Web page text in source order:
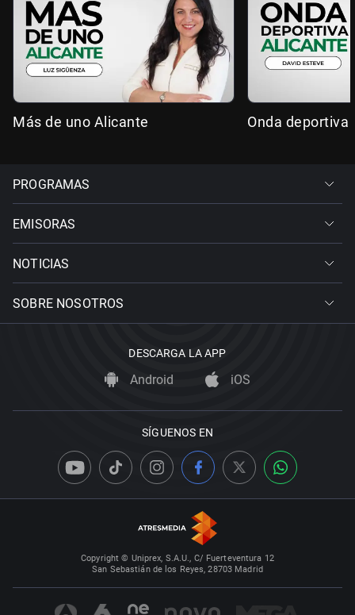
Más de uno Alicante Onda deportiva
PROGRAMAS
EMISORAS
NOTICIAS
SOBRE NOSOTROS
DESCARGA LA APP
Android iOS
SÍGUENOS EN
Copyright © Uniprex, S.A.U., C/ Fuerteventura 12
San Sebastián de los Reyes, 28703 Madrid